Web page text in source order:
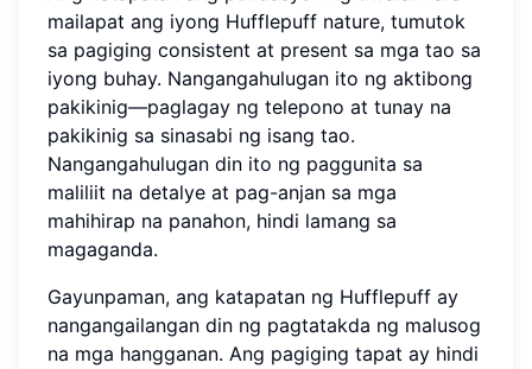
mailapat ang iyong Hufflepuff nature, tumutok
sa pagiging consistent at present sa mga tao sa
iyong buhay. Nangangahulugan ito ng aktibong
pakikinig—paglagay ng telepono at tunay na
pakikinig sa sinasabi ng isang tao.
Nangangahulugan din ito ng paggunita sa
maliliit na detalye at pag-anjan sa mga
mahihirap na panahon, hindi lamang sa
magaganda.
Gayunpaman, ang katapatan ng Hufflepuff ay
nangangailangan din ng pagtatakda ng malusog
na mga hangganan. Ang pagiging tapat ay hindi